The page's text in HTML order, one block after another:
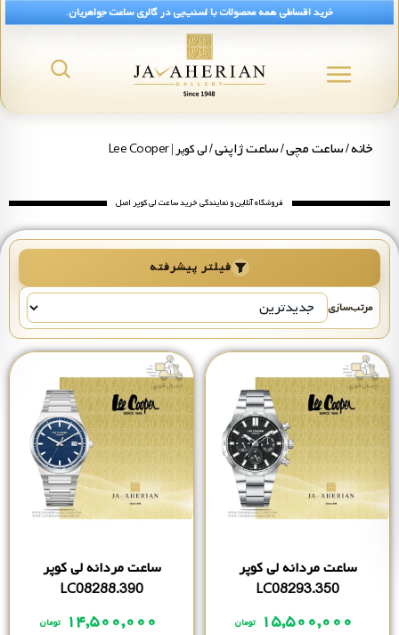
خرید اقساطی همه محصولات با اسنپ‌پی در گالری ساعت جواهریان.
خانه/ساعت مچی/ساعت ژاپنی/ لی کوپر | Lee Cooper
فروشگاه آنلاین و نمایندگی خرید ساعت لی کوپر اصل
فیلتر پیشرفته
مرتب‌سازی
ساعت مردانه لی کوپر
LC08293.350
۱۵,۵۰۰,۰۰۰ تومان
ساعت مردانه لی کوپر
LC08288.390
۱۴,۵۰۰,۰۰۰ تومان